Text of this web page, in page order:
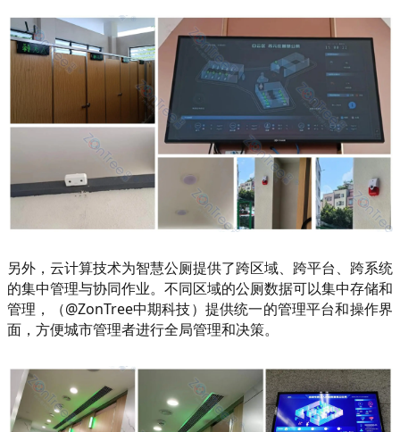
另外，云计算技术为智慧公厕提供了跨区域、跨平台、跨系统
的集中管理与协同作业。不同区域的公厕数据可以集中存储和
管理，（@ZonTree中期科技）提供统一的管理平台和操作界
面，方便城市管理者进行全局管理和决策。